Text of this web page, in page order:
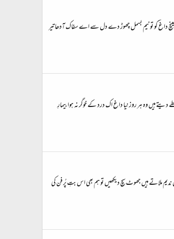
کھینچ داغؔ کو تو نیم بسمل چھوڑ دے دل سے اے سفاک آدھا تیر
ہیں وہ ہر روز نیا داغ اک درد کے خوگر نہ ہوا بیمارِ
ملاتے ہیں جھوٹ سچ دیکھیں تو ہم بھی اس بتِ پُر فن کی